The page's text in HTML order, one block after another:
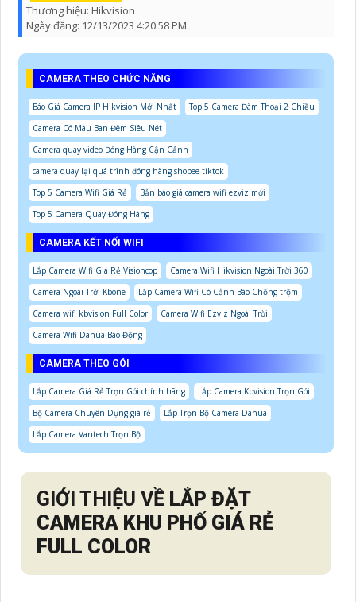
Thương hiệu: Hikvision
Ngày đăng: 12/13/2023 4:20:58 PM
CAMERA THEO CHỨC NĂNG
Báo Giá Camera IP Hikvision Mới Nhất
Top 5 Camera Đàm Thoại 2 Chiều
Camera Có Màu Ban Đêm Siêu Nét
Camera quay video Đóng Hàng Cận Cảnh
camera quay lại quá trình đóng hàng shopee tiktok
Top 5 Camera Wifi Giá Rẻ
Bản báo giá camera wifi ezviz mới
Top 5 Camera Quay Đóng Hàng
CAMERA KẾT NỐI WIFI
Lắp Camera Wifi Giá Rẻ Visioncop
Camera Wifi Hikvision Ngoài Trời 360
Camera Ngoài Trời Kbone
Lắp Camera Wifi Có Cảnh Báo Chống trộm
Camera wifi kbvision Full Color
Camera Wifi Ezviz Ngoài Trời
Camera Wifi Dahua Báo Động
CAMERA THEO GÓI
Lắp Camera Giá Rẻ Trọn Gói chính hãng
Lắp Camera Kbvision Trọn Gói
Bộ Camera Chuyên Dụng giá rẻ
Lắp Trọn Bộ Camera Dahua
Lắp Camera Vantech Trọn Bộ
GIỚI THIỆU VỀ LẮP ĐẶT
CAMERA KHU PHỐ GIÁ RẺ
FULL COLOR